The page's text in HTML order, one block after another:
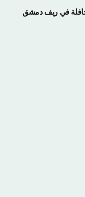
حافلة في ريف دمشق